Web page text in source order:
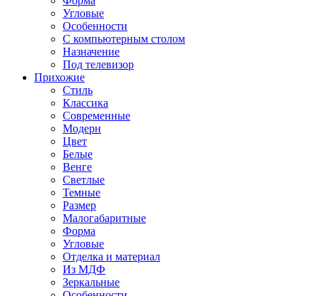
Угловые
Особенности
С компьютерным столом
Назначение
Под телевизор
Прихожие
Стиль
Классика
Современные
Модерн
Цвет
Белые
Венге
Светлые
Темные
Размер
Малогабаритные
Форма
Угловые
Отделка и материал
Из МДФ
Зеркальные